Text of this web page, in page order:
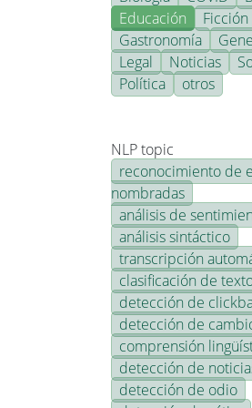
Educación
Ficción
Gastronomía
Legal
Noticias
Política
otros
NLP topic
reconocimiento de
nombradas
análisis de
análisis sintáctico
transcripción
clasificación de
detección de
detección de
comprensión
detección de
detección de odio